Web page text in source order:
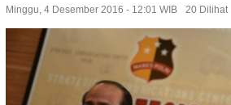
Minggu, 4 Desember 2016 - 12:01 WIB 20 Dilihat